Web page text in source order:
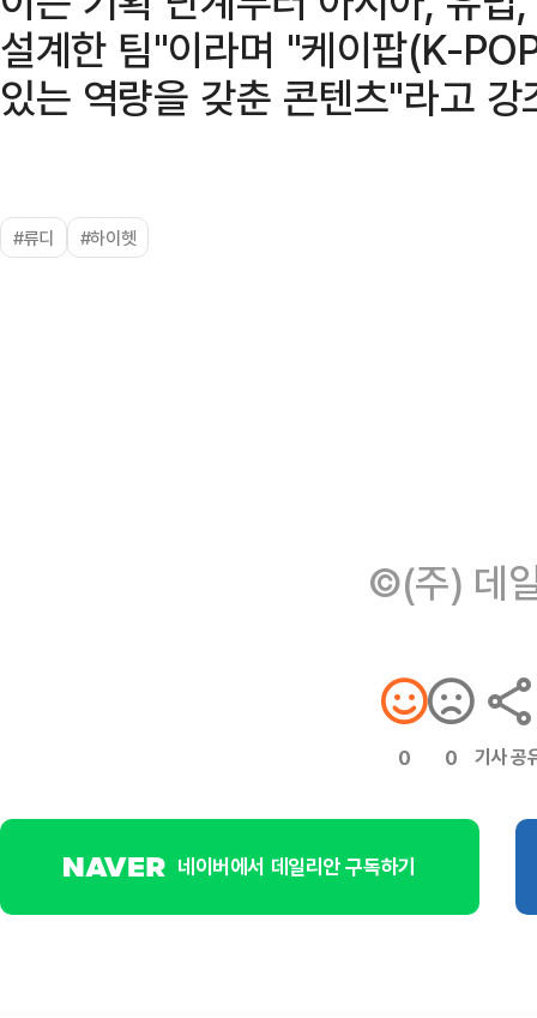
설계한 팀"이라며 "케이팝(K-
있는 역량을 갖춘 콘텐츠"라고 강
#류디 #하이헷
©(주) 데
0 0 기사 공
네이버에서 데일리안 구독하기